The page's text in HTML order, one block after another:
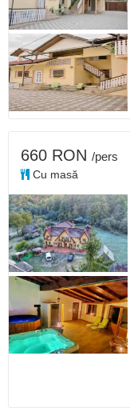
660 RON /pers
Cu masă